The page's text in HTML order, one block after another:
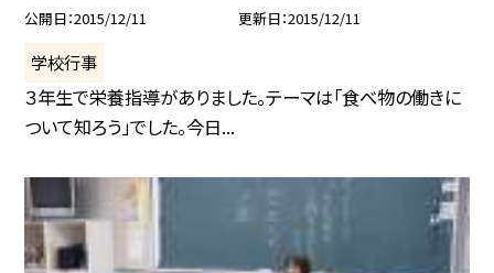
公開日 2015/12/11 更新日 2015/12/11
学校行事
３年生で栄養指導がありました。テーマは「食べ物の働きに
ついて知ろう」でした。今日...